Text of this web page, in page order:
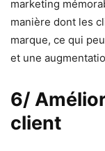
marketing
manière dont les
marque, ce qui
et une
6/
client